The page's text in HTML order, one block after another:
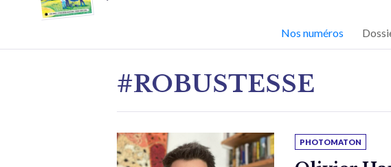
Nos numéros
#ROBUSTESSE
PHOTOMATON